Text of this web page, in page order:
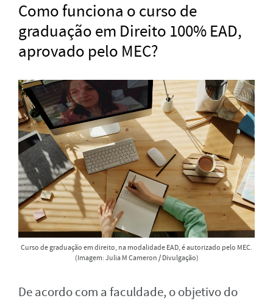
Como funciona o curso de
graduação em Direito 100% EAD,
aprovado pelo MEC?
Curso de graduação em direito, na modalidade EAD, é autorizado pelo MEC.
(Imagem: Julia M Cameron / Divulgação)
De acordo com a faculdade, o objetivo do